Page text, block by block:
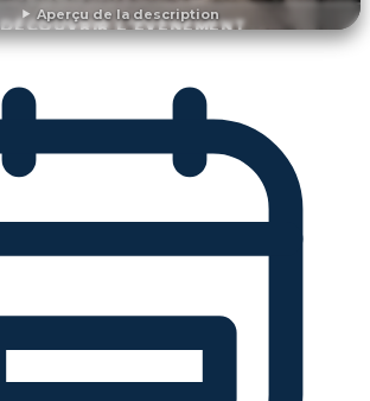
Aperçu de la description
DÉCOUVRIR L'ÉVÉNEMENT